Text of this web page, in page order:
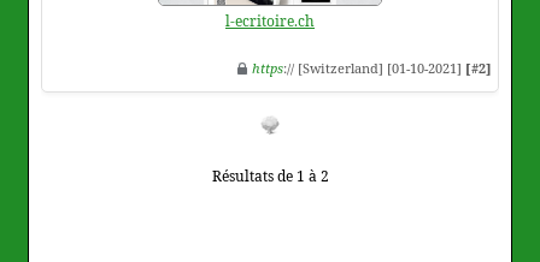
l-ecritoire.ch
https:// [Switzerland] [01-10-2021] [#2]
Résultats de 1 à 2